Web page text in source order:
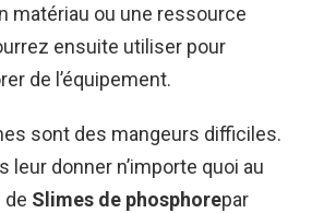
matériau ou une ressource
ensuite utiliser pour
de l’équipement.
sont des mangeurs difficiles.
leur donner n’importe quoi au
de Slimes de phosphorepar